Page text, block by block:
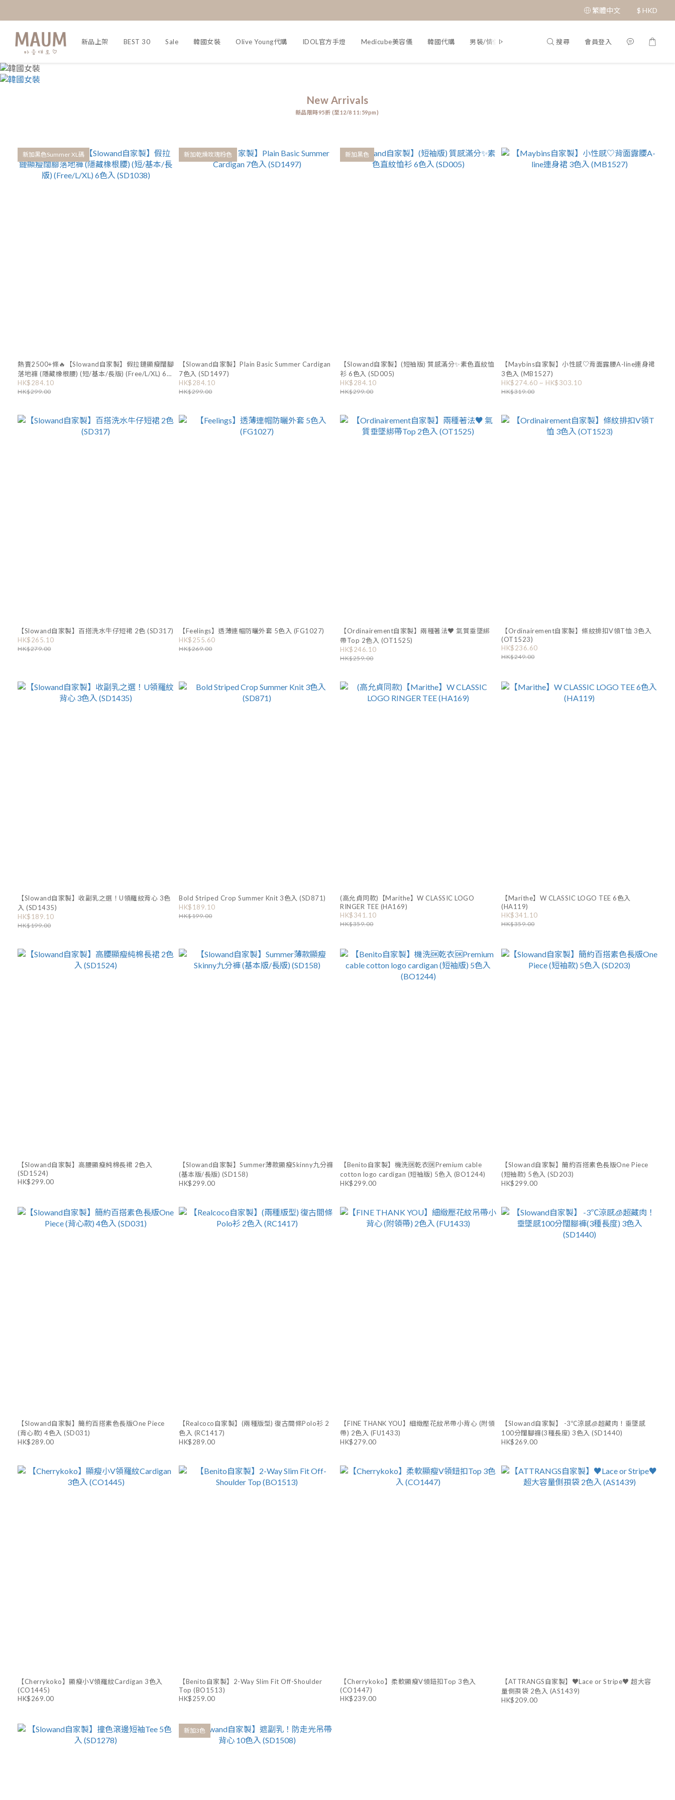
繁體中文 $ HKD
新品上架 BEST 30 Sale 韓國女裝 Olive Young代購 IDOL官方手燈 Medicube美容儀 韓國代購 男裝/情侶裝 搜尋 會員登入
New Arrivals
新品限時95折 (至12/8 11:59pm)
新加黑色Summer XL碼
熱賣2500+條🔥【Slowand自家製】假拉鏈顯瘦闊腳
落地褲 (隱藏橡根腰) (短/基本/長版) (Free/L/XL) 6色
入 (SD1038)
HK$284.10
HK$299.00
新加乾燥玫瑰粉色
【Slowand自家製】Plain Basic Summer Cardigan
7色入 (SD1497)
HK$284.10
HK$299.00
新加黑色
【Slowand自家製】(短袖版) 質感滿分✨素色直紋恤
衫 6色入 (SD005)
HK$284.10
HK$299.00
【Maybins自家製】小性感♡背面露腰A-line連身裙
3色入 (MB1527)
HK$274.60 ~ HK$303.10
HK$319.00
【Slowand自家製】百搭洗水牛仔短裙 2色 (SD317)
HK$265.10
HK$279.00
【Feelings】透薄連帽防曬外套 5色入 (FG1027)
HK$255.60
HK$269.00
【Ordinairement自家製】兩種著法♥ 氣質垂墜綁
帶Top 2色入 (OT1525)
HK$246.10
HK$259.00
【Ordinairement自家製】條紋排扣V領T恤 3色入
(OT1523)
HK$236.60
HK$249.00
【Slowand自家製】收副乳之選！U領羅紋背心 3色
入 (SD1435)
HK$189.10
HK$199.00
Bold Striped Crop Summer Knit 3色入 (SD871)
HK$189.10
HK$199.00
(高允貞同款)【Marithe】W CLASSIC LOGO
RINGER TEE (HA169)
HK$341.10
HK$359.00
【Marithe】W CLASSIC LOGO TEE 6色入
(HA119)
HK$341.10
HK$359.00
【Slowand自家製】高腰顯瘦純棉長裙 2色入
(SD1524)
HK$299.00
【Slowand自家製】Summer薄款顯瘦Skinny九分褲
(基本版/長版) (SD158)
HK$299.00
【Benito自家製】機洗🆗乾衣🆗Premium cable
cotton logo cardigan (短袖版) 5色入 (BO1244)
HK$299.00
【Slowand自家製】簡約百搭素色長版One Piece
(短袖款) 5色入 (SD203)
HK$299.00
【Slowand自家製】簡約百搭素色長版One Piece
(背心款) 4色入 (SD031)
HK$289.00
【Realcoco自家製】(兩種版型) 復古間條Polo衫 2
色入 (RC1417)
HK$289.00
【FINE THANK YOU】細緻壓花紋吊帶小背心 (附領
帶) 2色入 (FU1433)
HK$279.00
【Slowand自家製】 -3℃涼感🧊超藏肉！垂墜感
100分闊腳褲(3種長度) 3色入 (SD1440)
HK$269.00
【Cherrykoko】顯瘦小V領羅紋Cardigan 3色入
(CO1445)
HK$269.00
【Benito自家製】2-Way Slim Fit Off-Shoulder
Top (BO1513)
HK$259.00
【Cherrykoko】柔軟顯瘦V領鈕扣Top 3色入
(CO1447)
HK$239.00
【ATTRANGS自家製】♥Lace or Stripe♥ 超大容
量側孭袋 2色入 (AS1439)
HK$209.00
新加3色